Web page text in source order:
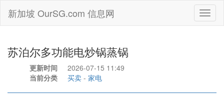
新加坡 OurSG.com 信息网
苏泊尔多功能电炒锅蒸锅
更新时间
2026-07-15 11:49
当前分类
买卖 - 家电